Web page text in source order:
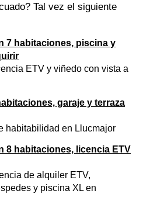
Tal vez el siguiente
7 habitaciones, piscina y
ETV y viñedo con vista a
garaje y terraza
habitabilidad en Llucmajor
8 habitaciones, licencia ETV
de alquiler ETV,
y piscina XL en